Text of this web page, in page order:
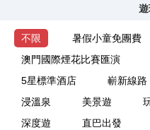
不限 暑假小童免團費
澳門國際煙花比賽匯演
5星標準酒店
嶄新線路
浸溫泉
美景遊
深度遊
直巴出發